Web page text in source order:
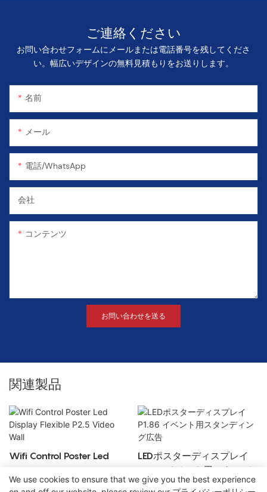
ご連絡ください
お問い合わせフォームにメールまたは電話番号を残してくださ
い。幅広いデザインの無料見積もりをお送りします。
名前
メール
電話/WhatsApp
会社
コンテンツ
お問い合わせを送る
関連製品
Wifi Control Poster Led
Wall
LEDポスターディスプレイ
P1.86 イベント用スタンデ
ィング広告
We use cookies to ensure that we give you the best experience